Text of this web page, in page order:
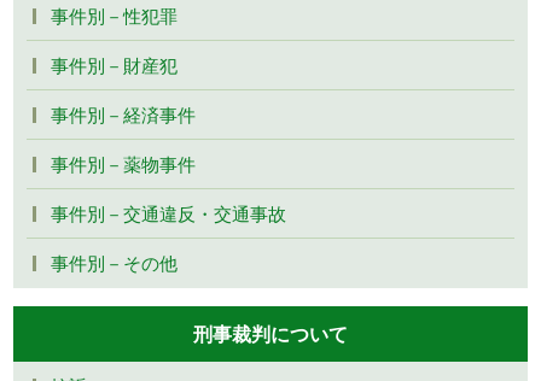
事件別－性犯罪
事件別－財産犯
事件別－経済事件
事件別－薬物事件
事件別－交通違反・交通事故
事件別－その他
刑事裁判について